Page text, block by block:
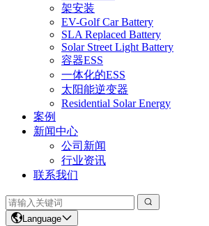
架安装
EV-Golf Car Battery
SLA Replaced Battery
Solar Street Light Battery
容器ESS
一体化的ESS
太阳能逆变器
Residential Solar Energy
案例
新闻中心
公司新闻
行业资讯
联系我们
Language